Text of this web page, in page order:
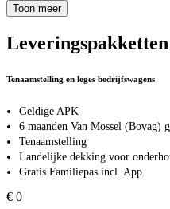
Toon meer
Leveringspakketten
Tenaamstelling en leges bedrijfswagens
Geldige APK
6 maanden Van Mossel (Bovag)
Tenaamstelling
Landelijke dekking voor
Gratis Familiepas incl. App
€ 0